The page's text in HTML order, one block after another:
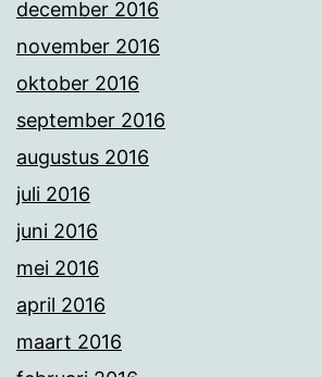
december 2016
november 2016
oktober 2016
september 2016
augustus 2016
juli 2016
juni 2016
mei 2016
april 2016
maart 2016